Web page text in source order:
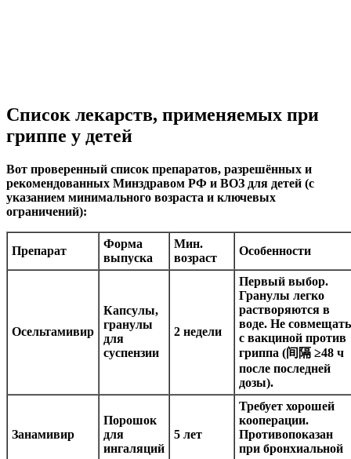
Список лекарств, применяемых при
гриппе у детей
Вот проверенный список препаратов, разрешённых и
рекомендованных Минздравом РФ и ВОЗ для детей (с
указанием минимального возраста и ключевых
ограничений):
Препарат
Форма
выпуска
Мин.
возраст
Особенности
Осельтамивир
Капсулы,
гранулы
для
суспензии
2 недели
Первый выбор.
Гранулы легко
растворяются в
воде. Не совмещать
с вакциной против
гриппа (间隔 ≥48 ч
после последней
дозы).
Занамивир
Порошок
для
ингаляций
5 лет
Требует хорошей
кооперации.
Противопоказан
при бронхиальной